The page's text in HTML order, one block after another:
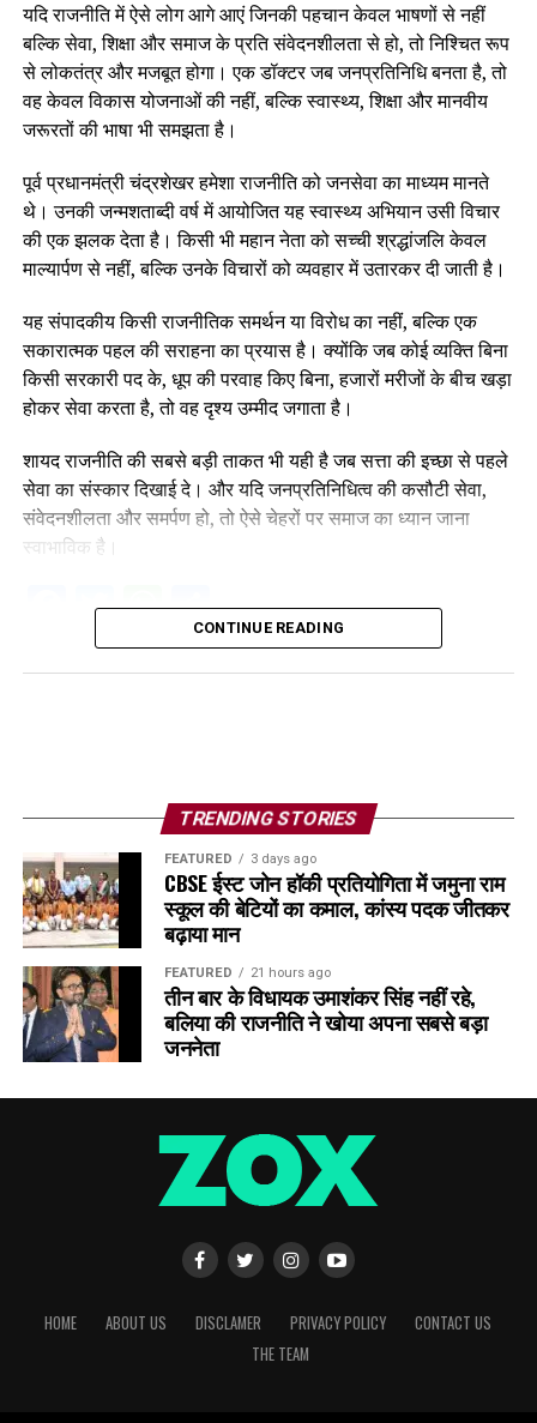
यदि राजनीति में ऐसे लोग आगे आएं जिनकी पहचान केवल भाषणों से नहीं
बल्कि सेवा, शिक्षा और समाज के प्रति संवेदनशीलता से हो, तो निश्चित रूप
से लोकतंत्र और मजबूत होगा। एक डॉक्टर जब जनप्रतिनिधि बनता है, तो
वह केवल विकास योजनाओं की नहीं, बल्कि स्वास्थ्य, शिक्षा और मानवीय
जरूरतों की भाषा भी समझता है।
पूर्व प्रधानमंत्री चंद्रशेखर हमेशा राजनीति को जनसेवा का माध्यम मानते
थे। उनकी जन्मशताब्दी वर्ष में आयोजित यह स्वास्थ्य अभियान उसी विचार
की एक झलक देता है। किसी भी महान नेता को सच्ची श्रद्धांजलि केवल
माल्यार्पण से नहीं, बल्कि उनके विचारों को व्यवहार में उतारकर दी जाती है।
यह संपादकीय किसी राजनीतिक समर्थन या विरोध का नहीं, बल्कि एक
सकारात्मक पहल की सराहना का प्रयास है। क्योंकि जब कोई व्यक्ति बिना
किसी सरकारी पद के, धूप की परवाह किए बिना, हजारों मरीजों के बीच खड़ा
होकर सेवा करता है, तो वह दृश्य उम्मीद जगाता है।
शायद राजनीति की सबसे बड़ी ताकत भी यही है जब सत्ता की इच्छा से पहले
सेवा का संस्कार दिखाई दे। और यदि जनप्रतिनिधित्व की कसौटी सेवा,
संवेदनशीलता और समर्पण हो, तो ऐसे चेहरों पर समाज का ध्यान जाना
स्वाभाविक है।
Facebook
Twitter
WhatsApp
Share
CONTINUE READING
TRENDING STORIES
FEATURED 3 days ago
CBSE ईस्ट जोन हॉकी प्रतियोगिता में जमुना राम
स्कूल की बेटियों का कमाल, कांस्य पदक जीतकर
बढ़ाया मान
FEATURED 21 hours ago
तीन बार के विधायक उमाशंकर सिंह नहीं रहे,
बलिया की राजनीति ने खोया अपना सबसे बड़ा
जननेता
HOME ABOUT US DISCLAMER PRIVACY POLICY
CONTACT US
THE TEAM